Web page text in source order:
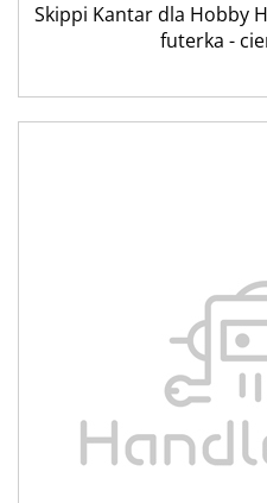
Skippi Kantar dla Hobby
futerka -